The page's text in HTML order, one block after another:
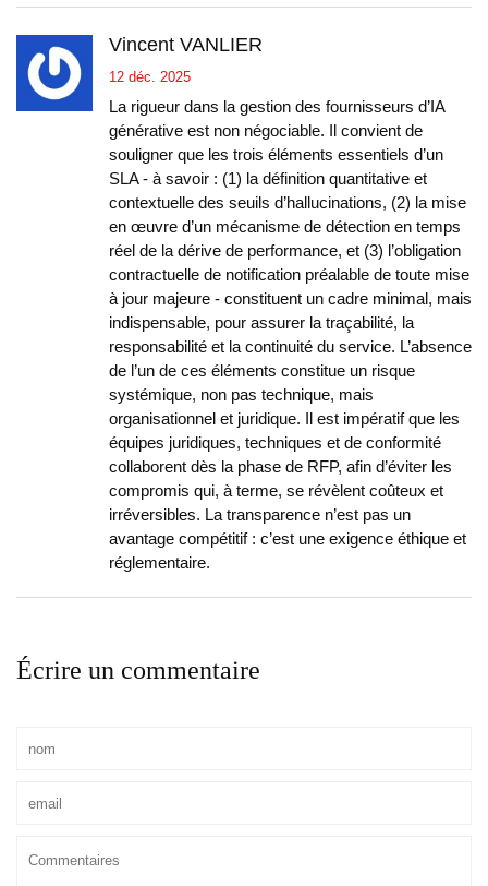
Vincent VANLIER
12 déc. 2025
La rigueur dans la gestion des fournisseurs d’IA
générative est non négociable. Il convient de
souligner que les trois éléments essentiels d’un
SLA - à savoir : (1) la définition quantitative et
contextuelle des seuils d’hallucinations, (2) la mise
en œuvre d’un mécanisme de détection en temps
réel de la dérive de performance, et (3) l’obligation
contractuelle de notification préalable de toute mise
à jour majeure - constituent un cadre minimal, mais
indispensable, pour assurer la traçabilité, la
responsabilité et la continuité du service. L’absence
de l’un de ces éléments constitue un risque
systémique, non pas technique, mais
organisationnel et juridique. Il est impératif que les
équipes juridiques, techniques et de conformité
collaborent dès la phase de RFP, afin d’éviter les
compromis qui, à terme, se révèlent coûteux et
irréversibles. La transparence n’est pas un
avantage compétitif : c’est une exigence éthique et
réglementaire.
Écrire un commentaire